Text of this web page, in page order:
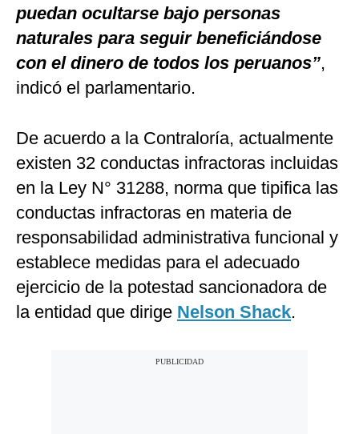
puedan ocultarse bajo personas
naturales para seguir beneficiándose
con el dinero de todos los peruanos”,
indicó el parlamentario.
De acuerdo a la Contraloría, actualmente
existen 32 conductas infractoras incluidas
en la Ley N° 31288, norma que tipifica las
conductas infractoras en materia de
responsabilidad administrativa funcional y
establece medidas para el adecuado
ejercicio de la potestad sancionadora de
la entidad que dirige Nelson Shack.